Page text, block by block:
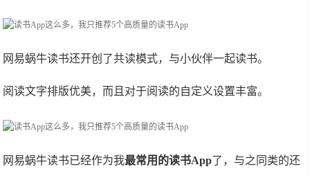
网易蜗牛读书还开创了共读模式，与小伙伴一起读书。
阅读文字排版优美，而且对于阅读的自定义设置丰富。
网易蜗牛读书已经作为我最常用的读书App了，与之同类的还